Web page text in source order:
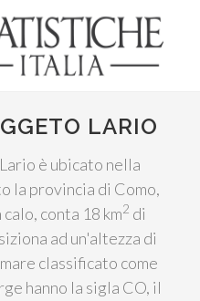
LARIO
è ubicato nella
la provincia di Como,
conta 18 km2 di
ad un'altezza di
classificato come
hanno la sigla CO, il